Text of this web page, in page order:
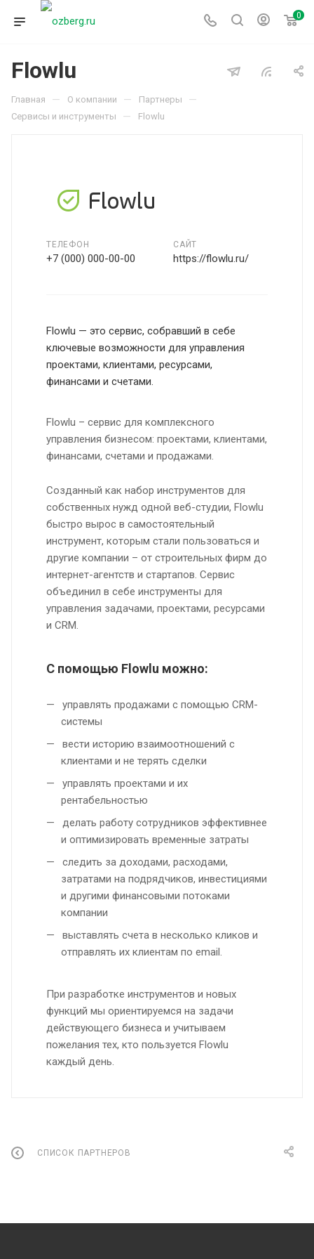
0
Flowlu
Главная — О компании — Партнеры —
Сервисы и инструменты — Flowlu
ТЕЛЕФОН
+7 (000) 000-00-00
САЙТ
https://flowlu.ru/
Flowlu — это сервис, собравший в себе
ключевые возможности для управления
проектами, клиентами, ресурсами,
финансами и счетами.
Flowlu – сервис для комплексного
управления бизнесом: проектами, клиентами,
финансами, счетами и продажами.
Созданный как набор инструментов для
собственных нужд одной веб-студии, Flowlu
быстро вырос в самостоятельный
инструмент, которым стали пользоваться и
другие компании – от строительных фирм до
интернет-агентств и стартапов. Сервис
объединил в себе инструменты для
управления задачами, проектами, ресурсами
и CRM.
С помощью Flowlu можно:
управлять продажами с помощью CRM-
системы
вести историю взаимоотношений с
клиентами и не терять сделки
управлять проектами и их
рентабельностью
делать работу сотрудников эффективнее
и оптимизировать временные затраты
следить за доходами, расходами,
затратами на подрядчиков, инвестициями
и другими финансовыми потоками
компании
выставлять счета в несколько кликов и
отправлять их клиентам по email.
При разработке инструментов и новых
функций мы ориентируемся на задачи
действующего бизнеса и учитываем
пожелания тех, кто пользуется Flowlu
каждый день.
СПИСОК ПАРТНЕРОВ